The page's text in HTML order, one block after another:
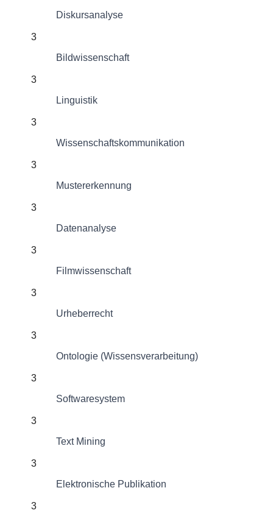
Diskursanalyse
3
Bildwissenschaft
3
Linguistik
3
Wissenschaftskommunikation
3
Mustererkennung
3
Datenanalyse
3
Filmwissenschaft
3
Urheberrecht
3
Ontologie (Wissensverarbeitung)
3
Softwaresystem
3
Text Mining
3
Elektronische Publikation
3